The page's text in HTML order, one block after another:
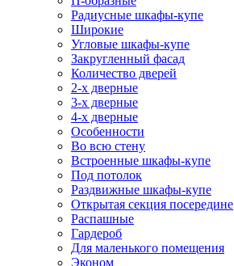
Радиусные шкафы-купе
Широкие
Угловые шкафы-купе
Закругленный фасад
Количество дверей
2-х дверные
3-х дверные
4-х дверные
Особенности
Во всю стену
Встроенные шкафы-купе
Под потолок
Раздвижные шкафы-купе
Открытая секция посередине
Распашные
Гардероб
Для маленького помещения
Эконом